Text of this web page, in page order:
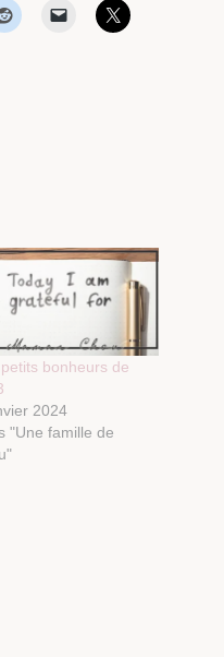
bonheurs de
2024
"Une famille de